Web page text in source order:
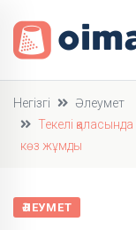
Негізгі
Әлеумет
Текелі
көз жұмды
ӘЛЕУМЕТ